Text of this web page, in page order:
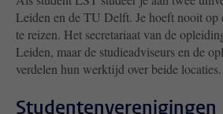
Leiden en de TU Delft. Je hoeft nooit op
te reizen. Het secretariaat van de
Leiden, maar de studieadviseurs en de
verdelen hun werktijd over beide locaties.
Studentenverenigingen